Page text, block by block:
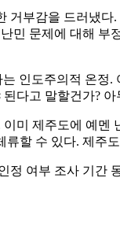
거부감을 드러냈다
민 문제에 대해 부
인도주의적 온정
다고 말할건가?
미 제주도에 예
할 수 있다. 제주
정 여부 조사 기간